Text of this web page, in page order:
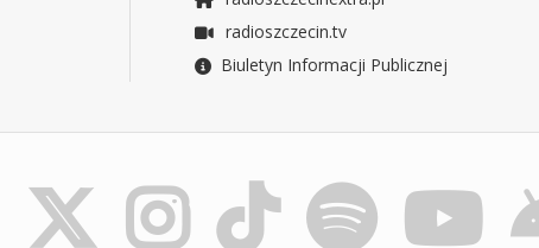
radioszczecin.tv
Biuletyn Informacji Publicznej